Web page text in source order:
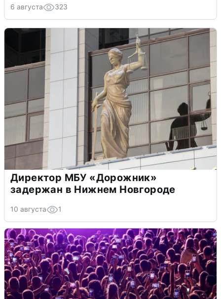
6 августа 323
Директор МБУ «Дорожник»
задержан в Нижнем Новгороде
10 августа 1